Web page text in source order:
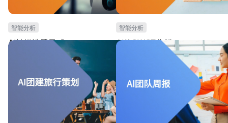
智能分析
AI社媒选题灵感
本模板可用于社媒营销团队，需要思考社媒宣传灵
感的场景。本模板提供AI自动生成社媒选题灵感的
指令和功能，可根据产品概况，一键生成产品宣传
广告词。可大大提高工作效率，提升宣传效果。
智能分析
AI的SWOT分析
本模板可用于战略咨询团队，进行
景。提供AI生成SWOT分析的指令和功能
不同的团建需求，自动生成SWOT分析
提高生成效率。